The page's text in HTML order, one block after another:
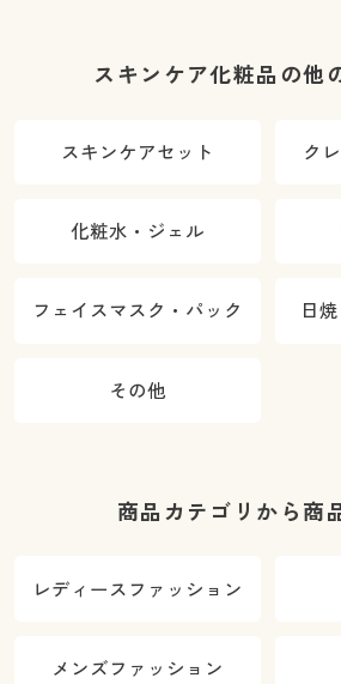
スキンケア化粧品の他
スキンケアセット ク
化粧水・ジェル
フェイスマスク・パック 日
その他
商品カテゴリから商
レディースファッション
メンズファッション